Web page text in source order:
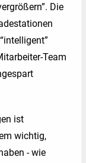
Die
Team
ist
wichtig,
- wie